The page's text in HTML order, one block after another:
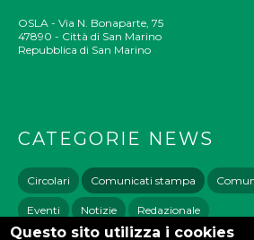
OSLA - Via N. Bonaparte, 75
47890 - Città di San Marino
Repubblica di San Marino
CATEGORIE NEWS
Circolari Comunicati stampa
Eventi Notizie Redazionale
Questo sito utilizza i cookies